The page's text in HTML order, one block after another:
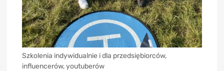
Szkolenia indywidualnie i dla przedsiębiorców,
influencerów, youtuberów